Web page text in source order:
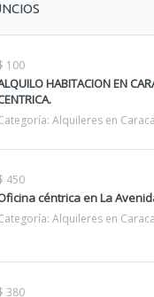
100
HABITACION EN
Alquileres en
450
céntrica en La
Alquileres en
380